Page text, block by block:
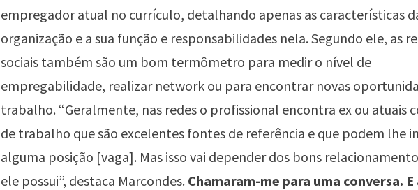
empregador atual no currículo, detalhando apenas as características
organização e a sua função e responsabilidades nela. Segundo ele, as
sociais também são um bom termômetro para medir o nível de
empregabilidade, realizar network ou para encontrar novas
trabalho. “Geralmente, nas redes o profissional encontra ex ou atuais
de trabalho que são excelentes fontes de referência e que podem lhe
alguma posição [vaga]. Mas isso vai depender dos bons
ele possui”, destaca Marcondes. Chamaram-me para uma conversa. E